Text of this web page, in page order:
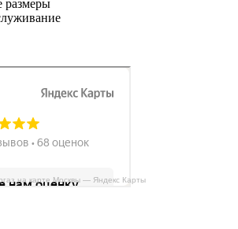
размеры
на карте Москвы — Яндекс Карты